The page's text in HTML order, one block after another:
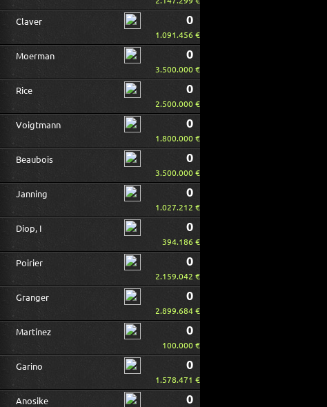
Claver 0
1.091.456 €
Moerman 0
3.500.000 €
Rice 0
2.500.000 €
Voigtmann 0
1.800.000 €
Beaubois 0
3.500.000 €
Janning 0
1.027.212 €
Diop, I 0
394.186 €
Poirier 0
2.159.042 €
Granger 0
2.899.684 €
Martínez 0
100.000 €
Garino 0
1.578.471 €
Anosike 0